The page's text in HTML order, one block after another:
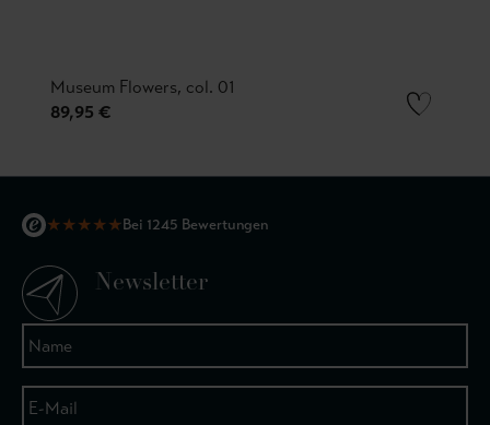
Museum Flowers, col. 01
89,95 €
★★★★★Bei 1245 Bewertungen
Newsletter